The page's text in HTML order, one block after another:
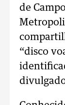
de
“disco